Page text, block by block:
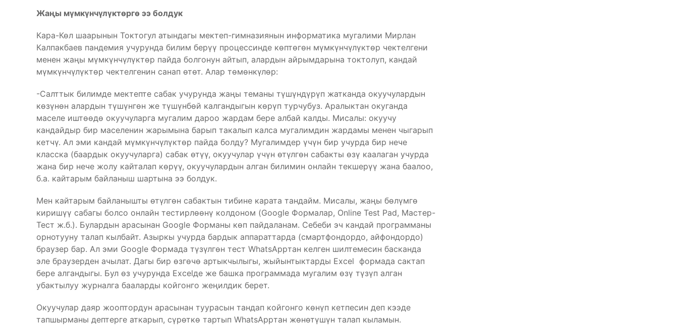
Жаңы мүмкүнчүлүктөргө ээ болдук
Кара-Көл шаарынын Токтогул атындагы мектеп-гимназиянын информатика мугалими Мирлан
Калпакбаев пандемия учурунда билим берүү процессинде көптөгөн мүмкүнчүлүктөр чектелгени
менен жаңы мүмкүнчүлүктөр пайда болгонун айтып, алардын айрымдарына токтолуп, кандай
мүмкүнчүлүктөр чектелгенин санап өтөт. Алар төмөнкүлөр:
-Салттык билимде мектепте сабак учурунда жаңы теманы түшүндүрүп жатканда окуучулардын
көзүнөн алардын түшүнгөн же түшүнбөй калгандыгын көрүп турчубуз. Аралыктан окуганда
маселе иштөөдө окуучуларга мугалим дароо жардам бере албай калды. Мисалы: окуучу
кандайдыр бир маселенин жарымына барып такалып калса мугалимдин жардамы менен чыгарып
кетчү. Ал эми кандай мүмкүнчүлүктөр пайда болду? Мугалимдер үчүн бир учурда бир нече
класска (баардык окуучуларга) сабак өтүү, окуучулар үчүн өтүлгөн сабакты өзү каалаган учурда
жана бир нече жолу кайталап көрүү, окуучулардын алган билимин онлайн текшерүү жана баалоо,
б.а. кайтарым байланыш шартына ээ болдук.
Мен кайтарым байланышты өтүлгөн сабактын тибине карата тандайм. Мисалы, жаңы бөлүмгө
киришүү сабагы болсо онлайн тестирлөөнү колдоном (Google Формалар, Online Test Pad, Мастер-
Тест ж.б.). Булардын арасынан Google Форманы көп пайдаланам. Себеби эч кандай программаны
орнотууну талап кылбайт. Азыркы учурда бардык аппараттарда (смартфондордо, айфондордо)
браузер бар. Ал эми Google Формада түзүлгөн тест WhatsAppтан келген шилтемесин басканда
эле браузерден ачылат. Дагы бир өзгөчө артыкчылыгы, жыйынтыктарды Excel формада сактап
бере алгандыгы. Бул өз учурунда Excelде же башка программада мугалим өзү түзүп алган
убактылуу журналга бааларды койгонго жеңилдик берет.
Окуучулар даяр жооптордун арасынан туурасын тандап койгонго көнүп кетпесин деп кээде
тапшырманы дептерге аткарып, сүрөткө тартып WhatsAppтан жөнөтүшүн талап кыламын.